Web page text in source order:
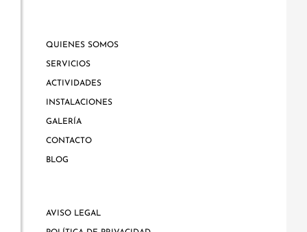
QUIENES SOMOS
SERVICIOS
ACTIVIDADES
INSTALACIONES
GALERÍA
CONTACTO
BLOG
AVISO LEGAL